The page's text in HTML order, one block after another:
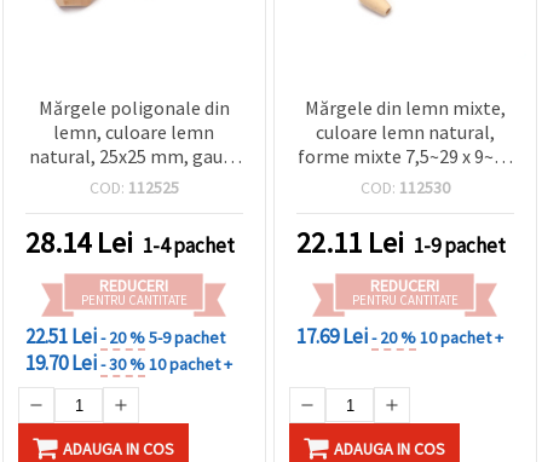
Mărgele poligonale din
lemn, culoare lemn
natural, 25x25 mm, gaură
4 mm - 5 buc.
COD: 112525
28.14Lei 1-4 pachet
REDUCERI
PENTRU CANTITATE
22.51 Lei- 20 %5-9 pachet
19.70 Lei- 30 %10 pachet +
ADAUGA IN COS
Mărgele din lemn mixte,
culoare lemn natural,
forme mixte 7,5~29 x 9~19
mm, gaură 2~6 mm,
meșteșuguri și
confecționare bijuterii -
20 g
COD: 112530
22.11 Lei 1-9 pachet
REDUCERI
PENTRU CANTITATE
17.69 Lei- 20 %10 pachet +
ADAUGA IN COS